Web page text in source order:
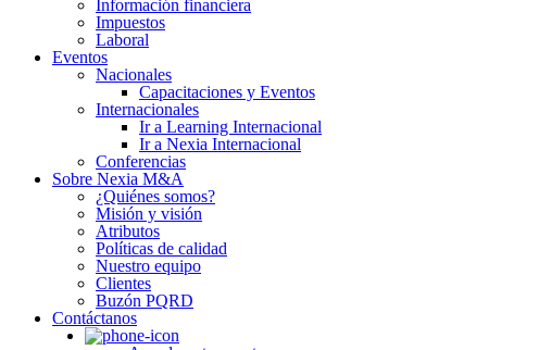
Información financiera
Impuestos
Laboral
Eventos
Nacionales
Capacitaciones y Eventos
Internacionales
Ir a Learning Internacional
Ir a Nexia Internacional
Conferencias
Sobre Nexia M&A
¿Quiénes somos?
Misión y visión
Atributos
Políticas de calidad
Nuestro equipo
Clientes
Buzón PQRD
Contáctanos